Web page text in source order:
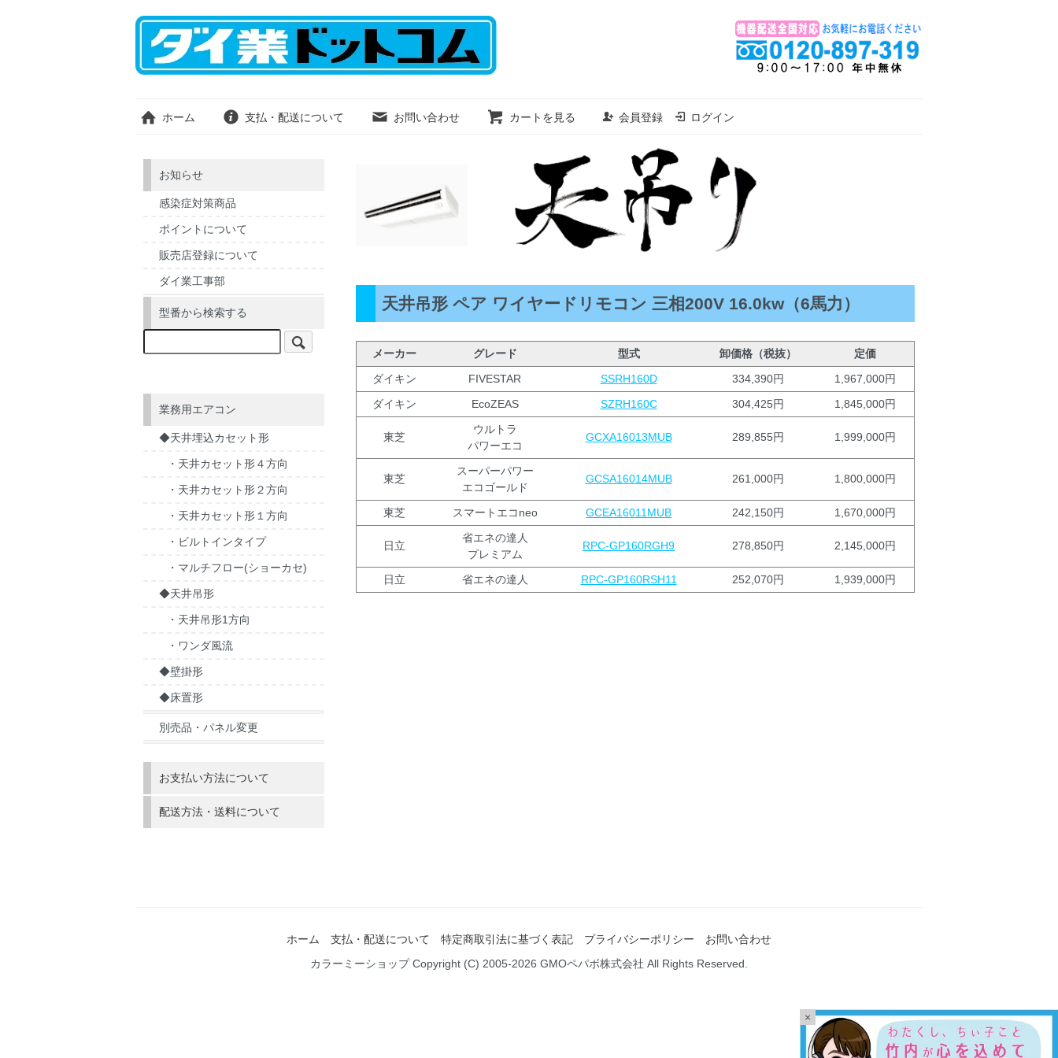
×
ホーム 支払・配送について お問い合わせ カートを見る 会員登録 ログイン
天井吊形 ペア ワイヤードリモコン 三相200V 16.0kw（6馬力）
メーカー グレード 型式 卸価格（税抜）
定価
ダイキン
FIVESTAR SSRH160D 334,390円
1,967,000円
ダイキン
EcoZEAS SZRH160C 304,425円 1,845,000円
東芝
ウルトラ
パワーエコ
GCXA16013MUB 289,855円 1,999,000円
東芝
スーパーパワー
エコゴールド
GCSA16014MUB 261,000円 1,800,000円
東芝 スマートエコneo GCEA16011MUB 242,150円 1,670,000円
日立
省エネの達人
プレミアム
RPC-GP160RGH9 278,850円 2,145,000円
日立 省エネの達人 RPC-GP160RSH11 252,070円 1,939,000円
お知らせ
感染症対策商品
ポイントについて
販売店登録について
ダイ業工事部
型番から検索する
業務用エアコン
◆天井埋込カセット形
・天井カセット形４方向
・天井カセット形２方向
・天井カセット形１方向
・ビルトインタイプ
・マルチフロー(ショーカセ)
◆天井吊形
・天井吊形1方向
・ワンダ風流
◆壁掛形
◆床置形
別売品・パネル変更
お支払い方法について
配送方法・送料について
ホーム 支払・配送について 特定商取引法に基づく表記 プライバシーポリシー
お問い合わせ
カラーミーショップCopyright (C) 2005-2026 GMOペパボ株式会社 All Rights Reserved.